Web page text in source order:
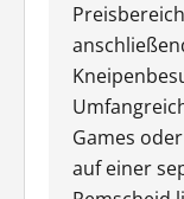
Games
auf einer